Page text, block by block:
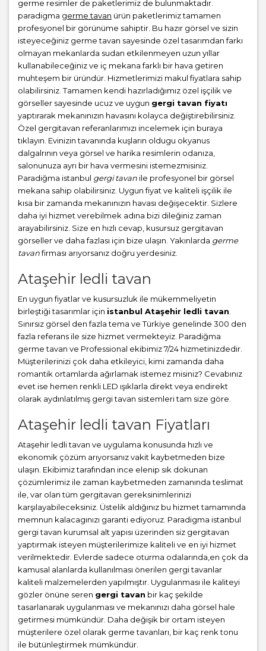
germe resimler de paketlerimiz de bulunmaktadır.
paradigma germe tavan ürün paketlerimiz tamamen
profesyonel bir görünüme sahiptir. Bu hazır görsel ve sizin
isteyeceğiniz germe tavan sayesinde özel tasarımdan farkı
olmayan mekanlarda sudan etkilenmeyen uzun yıllar
kullanabileceğiniz ve iç mekana farklı bir hava getiren
muhteşem bir üründür. Hizmetlerimizi makul fiyatlara sahip
olabilirsiniz. Tamamen kendi hazırladığımız özel işçilik ve
görseller sayesinde ucuz ve uygun gergi tavan fiyatı
yaptırarak mekanınızın havasını kolayca değiştirebilirsiniz.
Özel gergitavan referanlarımızı incelemek için buraya
tıklayın. Evinizin tavanında kuşların oldugu okyanus
dalgalrının veya görsel ve harika resimlerin odanıza,
salonunuza ayrı bir hava vermesini istemezmisiniz.
Paradiğma istanbul gergi tavan ile profesyonel bir görsel
mekana sahip olabilirsiniz. Uygun fiyat ve kaliteli işçilik ile
kısa bir zamanda mekanınızın havası değişecektir. Sizlere
daha iyi hizmet verebilmek adına bizi dileğiniz zaman
arayabilirsiniz. Size en hızlı cevap, kusursuz gergitavan
görseller ve daha fazlası için bize ulaşın. Yakınlarda germe
tavanfirması arıyorsanız doğru yerdesiniz.
Ataşehir ledli tavan
En uygun fiyatlar ve kusursuzluk ile mükemmeliyetin
birleştiği tasarımlar için istanbul Ataşehir ledli tavan
Sınırsız görsel den fazla tema ve Türkiye genelinde 300 den
fazla referans ile size hizmet vermekteyiz. Paradiğma
germe tavan ve Professional ekibimiz 7/24 hizmetinizdedir.
Müşterilerinizi çok daha etkileyici, kimi zamanda daha
romantik ortamlarda ağırlamak istemez misiniz? Cevabınız
evet ise hemen renkli LED ışıklarla direkt veya endirekt
olarak aydınlatılmış gergi tavan sistemleri tam size göre.
Ataşehir ledli tavan Fiyatları
Ataşehir ledli tavan ve uygulama konusunda hızlı ve
ekonomik çözüm arıyorsanız vakit kaybetmeden bize
ulaşın. Ekibimiz tarafından ince elenip sık dokunan
çözümlerimiz ile zaman kaybetmeden zamanında teslimat
ile, var olan tüm gergitavan gereksinimlerinizi
karşılayabileceksiniz. Üstelik aldığınız bu hizmet tamamında
memnun kalacagınızı garanti ediyoruz. Paradigma istanbul
gergi tavan kurumsal alt yapısı üzerinden siz gergitavan
yaptırmak isteyen müşterilerimize kaliteli ve en iyi hizmet
verilmektedir. Evlerde sadece oturma odalarında,en çok da
kamusal alanlarda kullanılması önerilen gergi tavanlar
kaliteli malzemelerden yapılmıştır. Uygulanması ile kaliteyi
gözler önüne seren gergi tavan bir kaç şekilde
tasarlanarak uygulanması ve mekanınızı daha görsel hale
getirmesi mümkündür. Daha değişik bir ortam isteyen
müşterilere özel olarak germe tavanları, bir kaç renk tonu
ile bütünleştirmek mümkündür.